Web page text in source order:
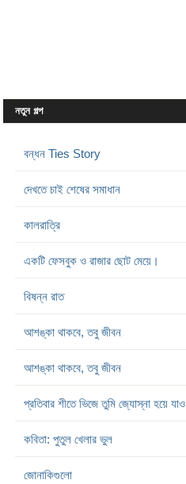
নতুন গল্প
বন্ধন Ties Story
দেখতে চাই শেষের সমাধান
কালরাত্রি
একটি ফেসবুক ও রাজার ছোট মেয়ে।
বিষন্ন রাত
আশঙ্কা থাকবে, তবু জীবন
আশঙ্কা থাকবে, তবু জীবন
প্রতিবার শীতে ভিজে তুমি জ্যোস্না হয়ে যাও
কবিতা: পুতুল খেলার ভুল
জোনাকিগুলো